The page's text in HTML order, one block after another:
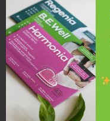
Shvatili smo da je
nesanice u direktnoj
svakodnevnim
na njega.
Upravo
flaster sa
rad nervnog sistema i
optimalnog stanja.
ravnoteže, mi smo
takvom stanju